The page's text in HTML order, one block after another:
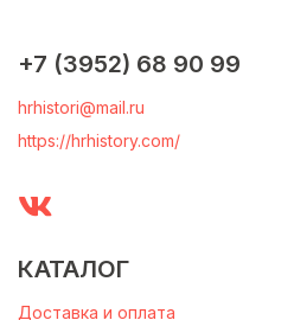
+7 (3952) 68 90 99
hrhistori@mail.ru
https://hrhistory.com/
КАТАЛОГ
Доставка и оплата